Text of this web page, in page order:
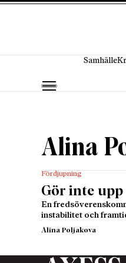
Samhälle
Alina
Fördjupning
Gör inte upp
En
instabilitet och
Alina Poljakova